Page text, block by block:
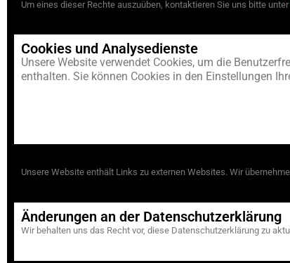
Um eines dieser Rechte auszuüben, kontaktieren Sie uns bitte unter
Cookies und Analysedienste
Unsere Website verwendet Cookies, um die
enthalten. Sie können Cookies in den Einstellungen
Unsere Website enthält Links zu externen Websites. Wir
Änderungen an der Datenschutzerklärung
Wir behalten uns das Recht vor, diese Datenschutzerklärung zu